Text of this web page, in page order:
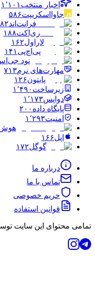
اخبار منتخب ۱٬۱۰۱
جاوااسکریپت۵۸۶
فرانت‌اند
ری‌اکت۱۸۸
لاراول۱۶۲
پی‌اچ‌پی ۱۴۱
نود
مهارت‌های نرم۷۱۳
پایتون۱۲۶
زیرساخت ۱٬۴۹۰
دواپس۱٬۱۷۳
پایگاه داده ۲۰۰
امنیت۱٬۲۹۳
اپل۱۶۶
گوگل۱۷۲
درباره ما
تماس با ما
حریم خصوصی
قوانین استفاده
تمامی محتوای این سایت